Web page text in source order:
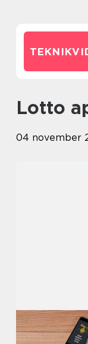
lotto
04 november